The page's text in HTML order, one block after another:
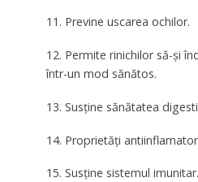
11. Previne uscarea ochilor.
12. Permite rinichilor să-și
într-un mod sănătos.
13. Susține sănătatea
14. Proprietăți
15. Susține sistemul imunitar.